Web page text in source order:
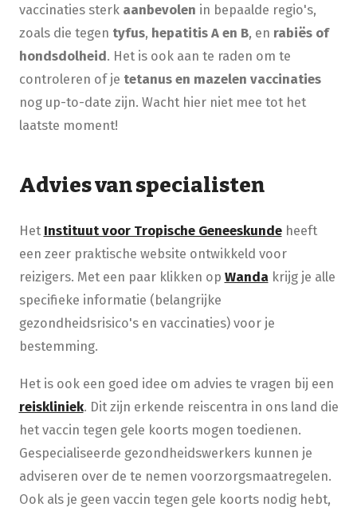
vaccinaties sterk aanbevolen in bepaalde regio's,
zoals die tegen tyfus, hepatitis A en B, en rabiës of
hondsdolheid. Het is ook aan te raden om te
controleren of je tetanus en mazelen vaccinaties
nog up-to-date zijn. Wacht hier niet mee tot het
laatste moment!
Advies van specialisten
Het Instituut voor Tropische Geneeskunde heeft
een zeer praktische website ontwikkeld voor
reizigers. Met een paar klikken op Wandakrijg je alle
specifieke informatie (belangrijke
gezondheidsrisico's en vaccinaties) voor je
bestemming.
Het is ook een goed idee om advies te vragen bij een
reiskliniek. Dit zijn erkende reiscentra in ons land die
het vaccin tegen gele koorts mogen toedienen.
Gespecialiseerde gezondheidswerkers kunnen je
adviseren over de te nemen voorzorgsmaatregelen.
Ook als je geen vaccin tegen gele koorts nodig hebt,